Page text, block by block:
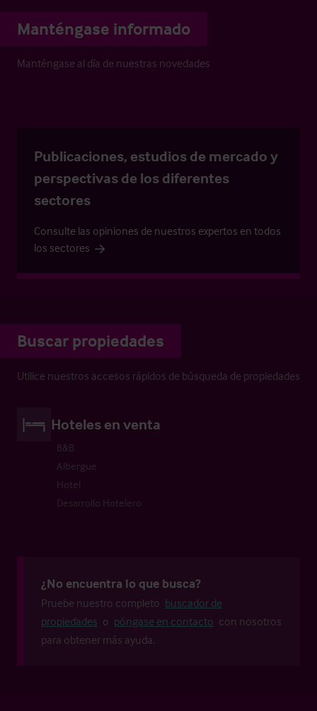
Manténgase informado
Manténgase al día de nuestras novedades
Publicaciones, estudios de mercado y
perspectivas de los diferentes
sectores
Consulte las opiniones de nuestros expertos en todos
los sectores
Buscar propiedades
Utilice nuestros accesos rápidos de búsqueda de propiedades
Hoteles en venta
B&B
Albergue
Hotel
Desarrollo Hotelero
¿No encuentra lo que busca?
Pruebe nuestro completo buscador de
propiedades o póngase en contacto con nosotros
para obtener más ayuda.